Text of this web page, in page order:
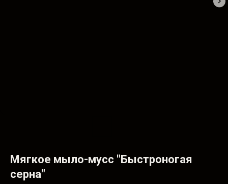
Мягкое мыло-мусс "Быстроногая
серна"